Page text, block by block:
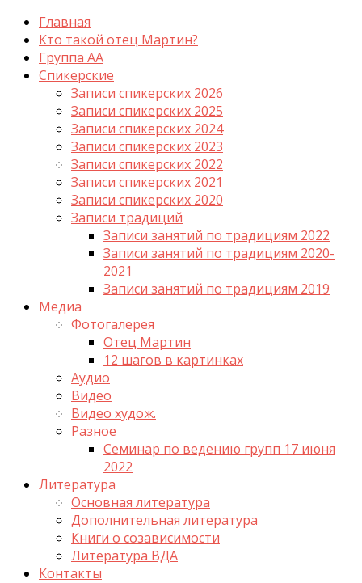
Главная
Кто такой отец Мартин?
Группа АА
Спикерские
Записи спикерских 2026
Записи спикерских 2025
Записи спикерских 2024
Записи спикерских 2023
Записи спикерских 2022
Записи спикерских 2021
Записи спикерских 2020
Записи традиций
Записи занятий по традициям 2022
Записи занятий по традициям 2020-
2021
Записи занятий по традициям 2019
Медиа
Фотогалерея
Отец Мартин
12 шагов в картинках
Аудио
Видео
Видео худож.
Разное
Семинар по ведению групп 17 июня
2022
Литература
Основная литература
Дополнительная литература
Книги о созависимости
Литература ВДА
Контакты